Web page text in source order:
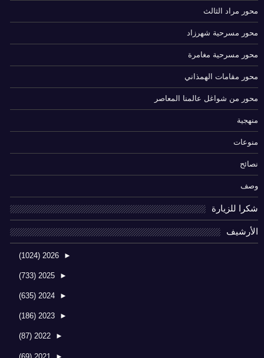
محور مراد الثالث
محور مسرحية شهرزاد
محور مسرحية مغامرة
محور مقامات الهمذاني
محور من شواغل عالمنا المعاصر
منهجية
منوعات
نصائح
وصف
شكرا للزيارة
الأرشيف
►
2026
(1024)
►
2025
(733)
►
2024
(635)
►
2023
(186)
►
2022
(87)